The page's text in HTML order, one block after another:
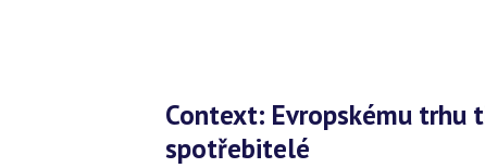
Context: Evropskému trhu tiskových zařízení v květnu vládli
spotřebitelé